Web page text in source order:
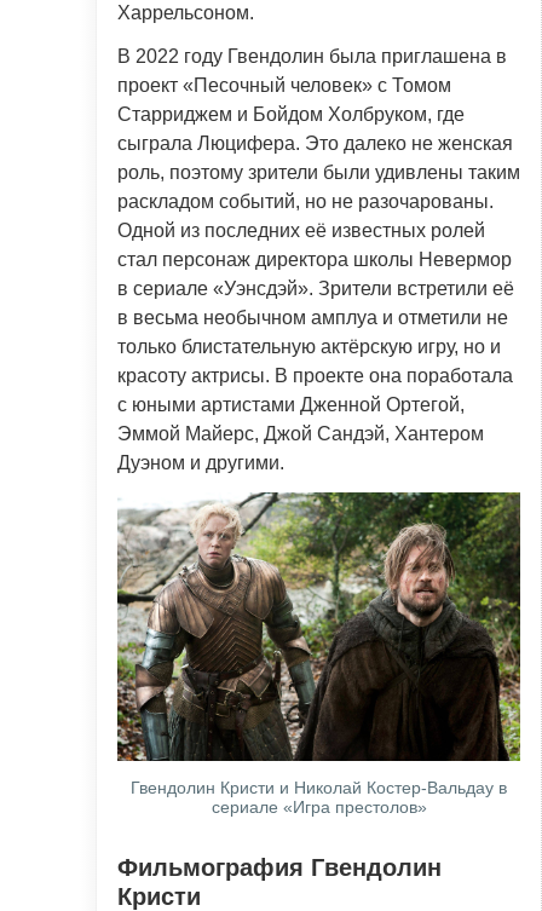
Харрельсоном.
В 2022 году Гвендолин была приглашена в
проект «Песочный человек» с Томом
Старриджем и Бойдом Холбруком, где
сыграла Люцифера. Это далеко не женская
роль, поэтому зрители были удивлены таким
раскладом событий, но не разочарованы.
Одной из последних её известных ролей
стал персонаж директора школы Невермор
в сериале «Уэнсдэй». Зрители встретили её
в весьма необычном амплуа и отметили не
только блистательную актёрскую игру, но и
красоту актрисы. В проекте она поработала
с юными артистами Дженной Ортегой,
Эммой Майерс, Джой Сандэй, Хантером
Дуэном и другими.
Гвендолин Кристи и Николай Костер-Вальдау в
сериале «Игра престолов»
Фильмография Гвендолин
Кристи